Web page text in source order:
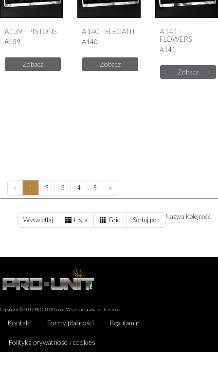
A139 - PISTONS
A139
Zobacz
A140 - ELEGANT
A140
Zobacz
A141 -
FLOWERS
A141
Zobacz
« 1 2 3 4 5 »
Wyświetlaj Lista Grid Sortuj po : Nazwa Kolejność
Copyright © 2017 PRO-UNIT.com. Wszelkie prawa zastrzeżone.
Kontakt Formy płatności Regulamin
Polityka prywatności i cookies